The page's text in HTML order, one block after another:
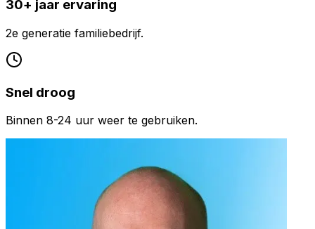
30+ jaar ervaring
2e generatie familiebedrijf.
Snel droog
Binnen 8-24 uur weer te gebruiken.